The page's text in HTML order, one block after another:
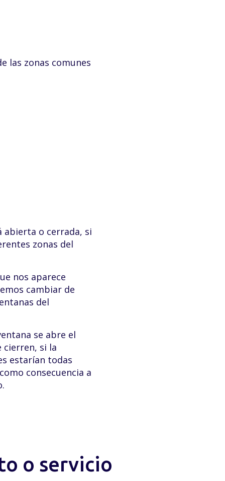
las zonas comunes
abierta o cerrada, si
zonas del
nos aparece
cambiar de
del
se abre el
cierren, si la
estarían todas
consecuencia a
o servicio